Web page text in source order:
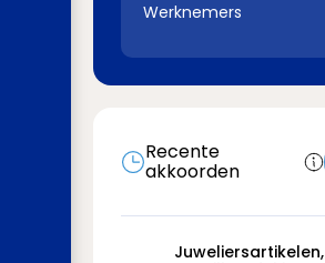
Werknemers
Recente
akkoorden
Juweliersartikelen,